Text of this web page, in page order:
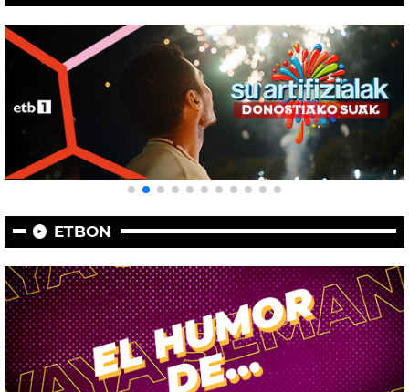
ETBON